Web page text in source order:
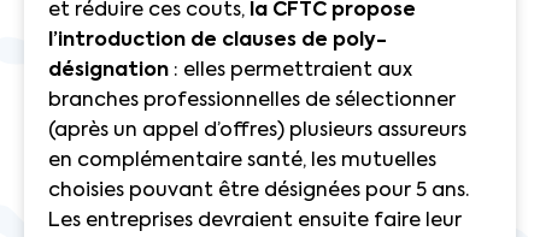
et réduire ces couts, la CFTC propose
l’introduction de clauses de poly-
désignation : elles permettraient aux
branches professionnelles de sélectionner
(après un appel d’offres) plusieurs assureurs
en complémentaire santé, les mutuelles
choisies pouvant être désignées pour 5 ans.
Les entreprises devraient ensuite faire leur